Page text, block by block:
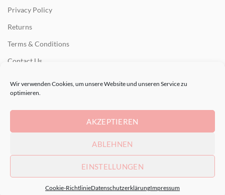
Wir verwenden Cookies, um unsere Website und unseren Service zu
optimieren.
AKZEPTIEREN
ABLEHNEN
EINSTELLUNGEN
Cookie-RichtlinieDatenschutzerklärungImpressum
Privacy Policy
Returns
Terms & Conditions
Contact Us
Our Sitemap
RECENT POSTS
2021 - Land&Art.